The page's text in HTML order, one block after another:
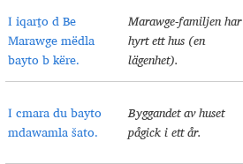
I iqarṯo d Be
Marawge mëdla
bayto b këre.
Marawge-familjen har
hyrt ett hus (en
lägenhet).
I cmara du bayto
mdawamla šato.
Byggandet av huset
pågick i ett år.